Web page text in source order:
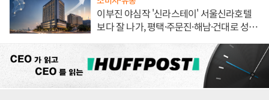
이부진 야심작 '신라스테이' 서울신라호텔
보다 잘 나가, 평택·주문진·해남·건대로 성